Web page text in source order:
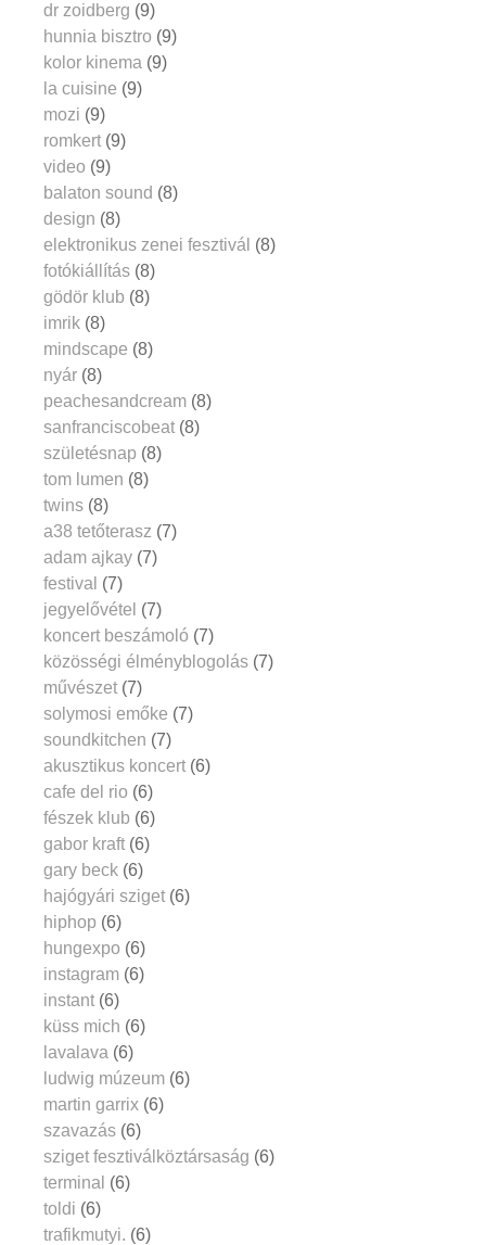
dr zoidberg (9)
hunnia bisztro (9)
kolor kinema (9)
la cuisine (9)
mozi (9)
romkert (9)
video (9)
balaton sound (8)
design (8)
elektronikus zenei fesztivál (8)
fotókiállítás (8)
gödör klub (8)
imrik (8)
mindscape (8)
nyár (8)
peachesandcream (8)
sanfranciscobeat (8)
születésnap (8)
tom lumen (8)
twins (8)
a38 tetőterasz (7)
adam ajkay (7)
festival (7)
jegyelővétel (7)
koncert beszámoló (7)
közösségi élményblogolás (7)
művészet (7)
solymosi emőke (7)
soundkitchen (7)
akusztikus koncert (6)
cafe del rio (6)
fészek klub (6)
gabor kraft (6)
gary beck (6)
hajógyári sziget (6)
hiphop (6)
hungexpo (6)
instagram (6)
instant (6)
küss mich (6)
lavalava (6)
ludwig múzeum (6)
martin garrix (6)
szavazás (6)
sziget fesztiválköztársaság (6)
terminal (6)
toldi (6)
trafikmutyi. (6)